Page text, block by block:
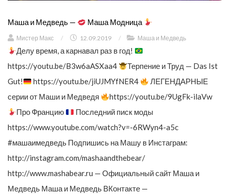
Маша и Медведь — Маша Модница
Мистер Макс / 12.09.2019 / Маша и Медведь
Делу время, а карнавал раз в год!
https://youtu.be/B3w6aASXaa4
Терпение и Труд — Das Ist
Gut!
https://youtu.be/jiUJMYfNER4
ЛЕГЕНДАРНЫЕ
серии от Маши и Медведя
https://youtu.be/9UgFk-ilaVw
Про Францию
Последний писк моды
https://www.youtube.com/watch?v=-6RWyn4-a5c
#машаимедведь Подпишись на Машу в Инстаграм:
http://instagram.com/mashaandthebear/
http://www.mashabear.ru — Официальный сайт Маша и
Медведь Маша и Медведь ВКонтакте —